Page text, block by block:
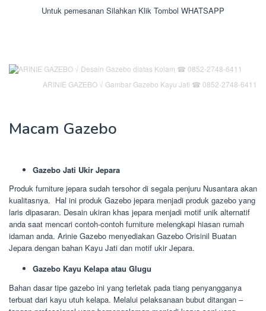
Untuk pemesanan Silahkan Klik Tombol WHATSAPP
ARINIE GAZEBO √ Gambar Gazebo Kayu Jati ☎ 0852-2748-6411
Macam Gazebo
Gazebo Jati Ukir Jepara
Produk furniture jepara sudah tersohor di segala penjuru Nusantara akan
kualitasnya. Hal ini produk Gazebo jepara menjadi produk gazebo yang
laris dipasaran. Desain ukiran khas jepara menjadi motif unik alternatif
anda saat mencari contoh-contoh furniture melengkapi hiasan rumah
idaman anda. Arinie Gazebo menyediakan Gazebo Orisinil Buatan
Jepara dengan bahan Kayu Jati dan motif ukir Jepara.
Gazebo Kayu Kelapa atau Glugu
Bahan dasar tipe gazebo ini yang terletak pada tiang penyangganya
terbuat dari kayu utuh kelapa. Melalui pelaksanaan bubut ditangan –